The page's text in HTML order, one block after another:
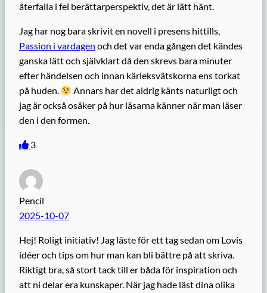
återfalla i fel berättarperspektiv, det är lätt hänt.
Jag har nog bara skrivit en novell i presens hittills,
Passion i vardagen och det var enda gången det kändes
ganska lätt och självklart då den skrevs bara minuter
efter händelsen och innan kärleksvätskorna ens torkat
på huden.
Annars har det aldrig känts naturligt och
jag är också osäker på hur läsarna känner när man läser
den i den formen.
3
Pencil
2025-10-07
Hej! Roligt initiativ! Jag läste för ett tag sedan om Lovis
idéer och tips om hur man kan bli bättre på att skriva.
Riktigt bra, så stort tack till er båda för inspiration och
att ni delar era kunskaper. När jag hade läst dina olika